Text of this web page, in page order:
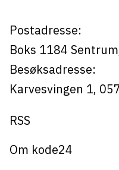
Postadresse:
Boks 1184
Besøksadresse:
Karvesvingen 1,
RSS
Om kode24